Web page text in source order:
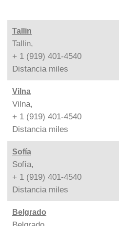
Tallin
Tallin,
+ 1 (919) 401-4540
Distancia miles
Vilna
Vilna,
+ 1 (919) 401-4540
Distancia miles
Sofía
Sofía,
+ 1 (919) 401-4540
Distancia miles
Belgrado